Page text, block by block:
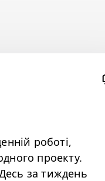
роботі,
проекту.
Десь за тиждень